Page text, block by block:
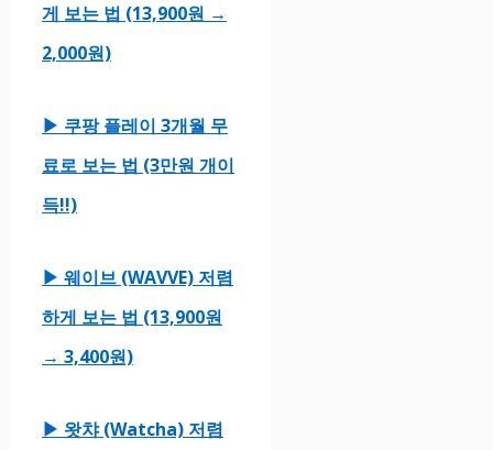
게 보는 법 (13,900원 →
2,000원)
▶ 쿠팡 플레이 3개월 무
료로 보는 법 (3만원 개이
득!!)
▶ 웨이브 (WAVVE) 저렴
하게 보는 법 (13,900원
→ 3,400원)
▶ 왓챠 (Watcha) 저렴